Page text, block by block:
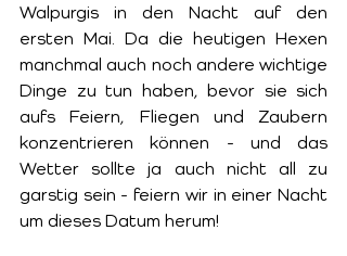
Walpurgis in den Nacht auf den
ersten Mai. Da die heutigen Hexen
manchmal auch noch andere wichtige
Dinge zu tun haben, bevor sie sich
aufs Feiern, Fliegen und Zaubern
konzentrieren können - und das
Wetter sollte ja auch nicht all zu
garstig sein - feiern wir in einer Nacht
um dieses Datum herum!